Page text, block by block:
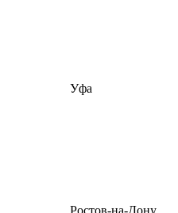
Уфа
Ростов-на-Дону